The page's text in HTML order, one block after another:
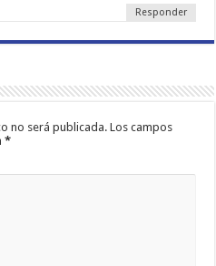
Responder
no será publicada. Los campos
*